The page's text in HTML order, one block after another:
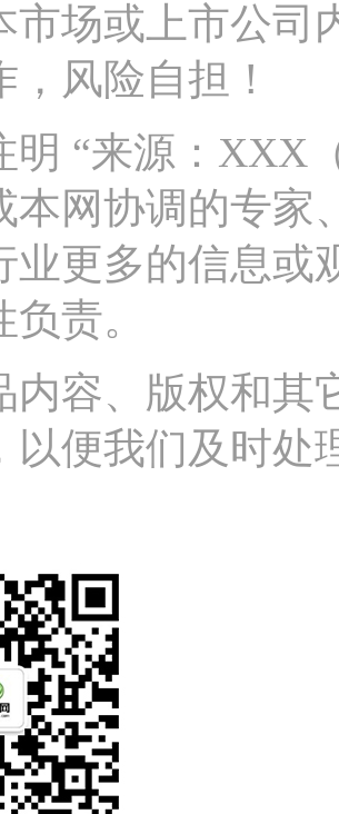
市场或上市公司
风险自担！
明 “来源：XXX
本网协调的专家
业更多的信息或
责。
内容、版权和其
以便我们及时处